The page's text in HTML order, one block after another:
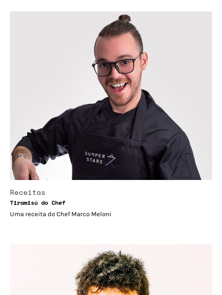
Receitas
Tiramisú do Chef
Uma receita do Chef Marco Meloni